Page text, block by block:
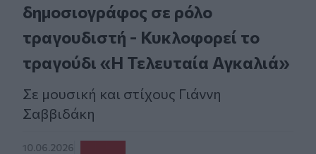
δημοσιογράφος σε ρόλο
τραγουδιστή - Κυκλοφορεί το
τραγούδι «Η Τελευταία Αγκαλιά»
Σε μουσική και στίχους Γιάννη
Σαββιδάκη
10.06.2026